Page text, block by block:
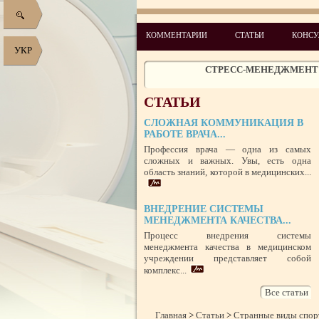
УКР
КОММЕНТАРИИ СТАТЬИ
ПЕРЕГОРЕЛО, или ЧЕМ
УСПЕШНЫЙ ДЕБЮТ «ШКОЛЫ
ЦЕЛЕПОЛАГАНИЕ, или КАК
ИХ
ЧЕГО ХОТЯТ
ЗАЩИТА РЕПУТАЦИИ В СЕТИ
ГРАЖДАНСКОМ И
СТАТЬИ
СЛОЖНАЯ КОММУНИКАЦИЯ В
РАБОТЕ ВРАЧА...
Профессия врача — одна из самых
сложных и важных. Увы, есть одна
область знаний, которой в медицинских...
ВНЕДРЕНИЕ СИСТЕМЫ
МЕНЕДЖМЕНТА КАЧЕСТВА...
Процесс внедрения системы
менеджмента качества в медицинском
учреждении представляет собой
комплекс...
Все статьи
Главная > Статьи > Странные виды